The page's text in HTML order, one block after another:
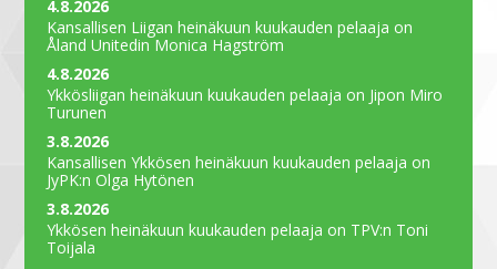
4.8.2026
Kansallisen Liigan heinäkuun kuukauden pelaaja on
Åland Unitedin Monica Hagström
4.8.2026
Ykkösliigan heinäkuun kuukauden pelaaja on Jipon Miro
Turunen
3.8.2026
Kansallisen Ykkösen heinäkuun kuukauden pelaaja on
JyPK:n Olga Hytönen
3.8.2026
Ykkösen heinäkuun kuukauden pelaaja on TPV:n Toni
Toijala